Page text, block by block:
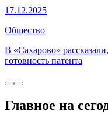
17.12.2025
Общество
В «Сахарово»
готовность патента
Главное на